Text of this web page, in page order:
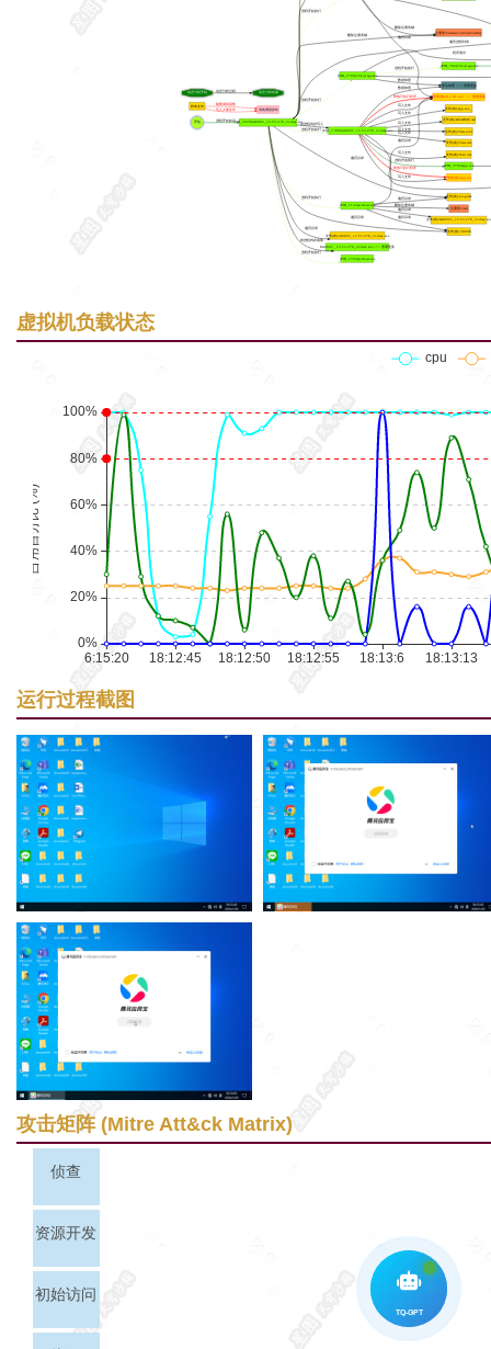
开始 [PID_2928]rar0092_v3.53.278_2xdcey.exe
进程开始执行
[PID_2980]rar0092_v3.53.278_2xdcey.exe
[PID_3784]app.exe
进程开始执行
文件(夹):app.exe
释放可执行程序
写入文件
"文件(夹):åº ç ¨å® .exe" <== 查看更多
释放可执行程序
写入文件
文件(夹):app.exe._
写入文件
文件(夹):README.md
写入文件
文件(夹):View.conf
写入文件
文件(夹):View.dat
写入文件
文件(夹):Web.dat
写入文件
算法加密 <== 查看更多
数据加密
跨进程内存写入
进程开始执行
进程开始执行
文件(夹):program
遍历目录
文件(夹):38800
遍历目录
文件(夹):rar0092_v3.53.278_2xdcey.exe
遍历目录
[PID_1144]svchost.exe
进程开始执行
注册表:PermissionsCheckTestKey
删除注册表键
Rar0092_v3.53.278_2xdcey.exe <== 查看更多
跨进程内存读取
[PID_2708]v6kq1aga.exe
进程开始执行
程序退出
[PID_2704]svchost.exe
进程开始执行
遍历目录
删除注册表键
文件(夹):Rar0092_v3.53.278_2xdcey.exe
遍历目录
遍历目录
遍历目录
遍历目录 注册表:Cmd
删除注册表键
遍历进程列表
数据加密
[PID_784]v6kq1aga.exe
进程开始执行
系统调用异常
样本文件
频繁调用函数
写入大量文件
动态分析开始 动态分析结束
动态分析过程
虚拟机负载状态
运行过程截图
攻击矩阵 (Mitre Att&ck Matrix)
侦查
资源开发
初始访问
TQ-GPT